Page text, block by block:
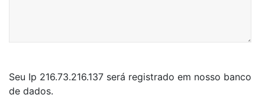
Seu Ip 216.73.216.137 será registrado em nosso banco
de dados.